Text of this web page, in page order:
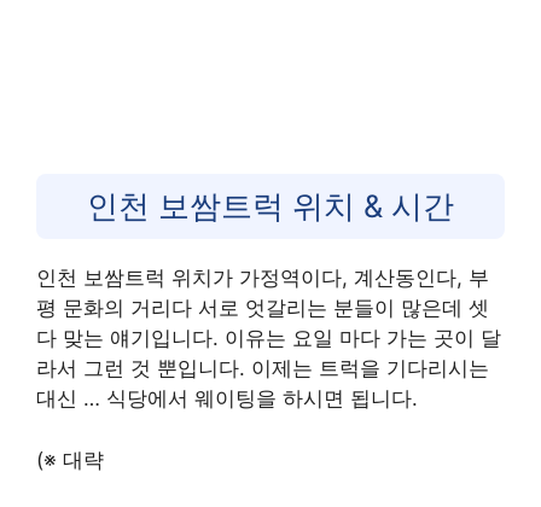
인천 보쌈트럭 위치 & 시간
인천 보쌈트럭 위치가 가정역이다, 계산동인다, 부
평 문화의 거리다 서로 엇갈리는 분들이 많은데 셋
다 맞는 얘기입니다. 이유는 요일 마다 가는 곳이 달
라서 그런 것 뿐입니다. 이제는 트럭을 기다리시는
대신 … 식당에서 웨이팅을 하시면 됩니다.
(※ 대략